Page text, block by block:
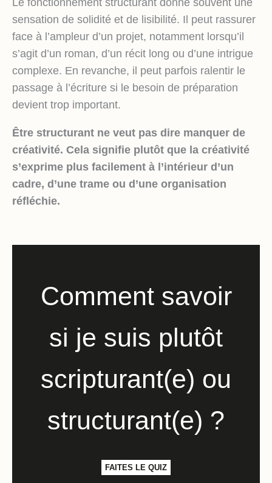
Le fonctionnement structurant donne souvent une
sensation de solidité et de lisibilité. Il peut rassurer
face à l’ampleur d’un projet, notamment lorsqu’il
s’agit d’un roman, d’un récit long ou d’une intrigue
complexe. En revanche, il peut parfois ralentir le
passage à l’écriture si le besoin de préparation
devient trop important.
Être structurant ne veut pas dire manquer de
créativité. Cela signifie plutôt que la créativité
s’exprime plus facilement à l’intérieur d’un
cadre, d’une trame ou d’une organisation
réfléchie.
Comment savoir
si je suis plutôt
scripturant(e) ou
structurant(e) ?
FAITES LE QUIZ